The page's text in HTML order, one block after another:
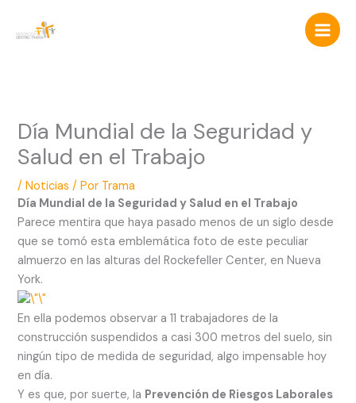
Día Mundial de la Seguridad y
Salud en el Trabajo
/Noticias / Por Trama
Día Mundial de la Seguridad y Salud en el Trabajo
Parece mentira que haya pasado menos de un siglo desde
que se tomó esta emblemática foto de este peculiar
almuerzo en las alturas del Rockefeller Center, en Nueva
York.
En ella podemos observar a 11 trabajadores de la
construcción suspendidos a casi 300 metros del suelo, sin
ningún tipo de medida de seguridad, algo impensable hoy
en día.
Y es que, por suerte, la Prevención de Riesgos Laborales